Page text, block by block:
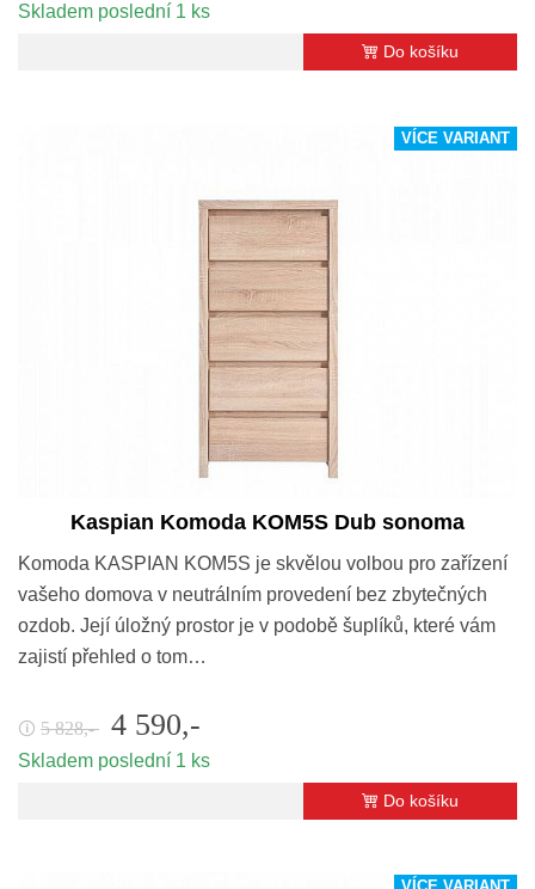
Skladem poslední 1 ks
Do košíku
VÍCE VARIANT
Kaspian Komoda KOM5S Dub sonoma
Komoda KASPIAN KOM5S je skvělou volbou pro zařízení
vašeho domova v neutrálním provedení bez zbytečných
ozdob. Její úložný prostor je v podobě šuplíků, které vám
zajistí přehled o tom…
🛈 5 828,- 4 590,-
Skladem poslední 1 ks
Do košíku